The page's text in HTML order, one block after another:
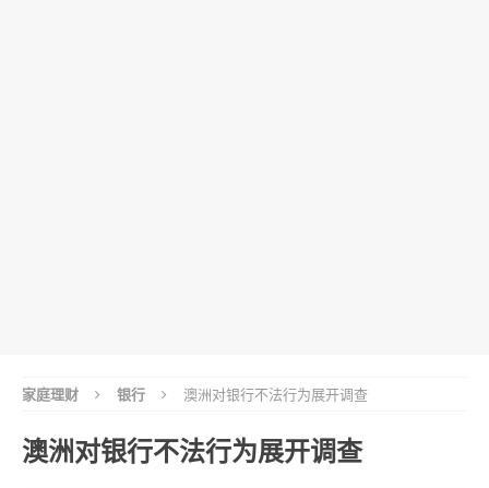
家庭理财 银行 澳洲对银行不法行为展开调查
澳洲对银行不法行为展开调查